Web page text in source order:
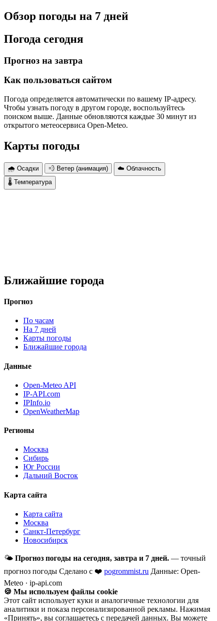
Обзор погоды на 7 дней
Погода сегодня
Прогноз на завтра
Как пользоваться сайтом
Погода определяется автоматически по вашему IP-адресу.
Чтобы узнать погоду в другом городе, воспользуйтесь
поиском выше. Данные обновляются каждые 30 минут из
открытого метеосервиса Open-Meteo.
Карты погоды
🌧 Осадки 💨 Ветер (анимация)
☁️ Облачность
🌡 Температура
Ближайшие города
Прогноз
По часам
На 7 дней
Карты погоды
Ближайшие города
Данные
Open-Meteo API
IP-API.com
IPInfo.io
OpenWeatherMap
Регионы
Москва
Сибирь
Юг России
Дальний Восток
Карта сайта
Карта сайта
Москва
Санкт-Петербург
Новосибирск
🌤 Прогноз погоды на сегодня, завтра и 7 дней. — точный
прогноз погоды Сделано с ❤️ pogrommist.ru Данные: Open-
Meteo · ip-api.com
🍪 Мы используем файлы cookie
Этот сайт использует куки и аналогичные технологии для
аналитики и показа персонализированной рекламы. Нажимая
«Принять», вы соглашаетесь с передачей данных. Вы можете